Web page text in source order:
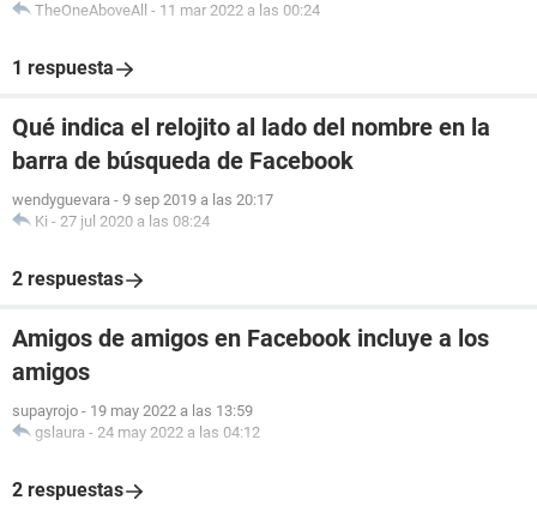
TheOneAboveAll - 11 mar 2022 a las 00:24
1 respuesta
Qué indica el relojito al lado del nombre en la
barra de búsqueda de Facebook
wendyguevara - 9 sep 2019 a las 20:17
Ki - 27 jul 2020 a las 08:24
2 respuestas
Amigos de amigos en Facebook incluye a los
amigos
supayrojo - 19 may 2022 a las 13:59
gslaura - 24 may 2022 a las 04:12
2 respuestas